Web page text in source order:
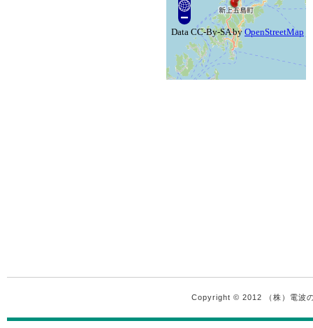
Copyright © 2012 （株）電波